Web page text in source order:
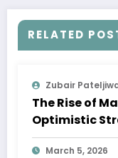
RELATED
Zubair
The Rise of
Optimistic
March 5, 2026